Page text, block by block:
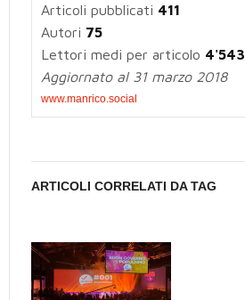
Articoli pubblicati 411
Autori 75
Lettori medi per articolo 4'543
Aggiornato al 31 marzo 2018
www.manrico.social
ARTICOLI CORRELATI DA TAG